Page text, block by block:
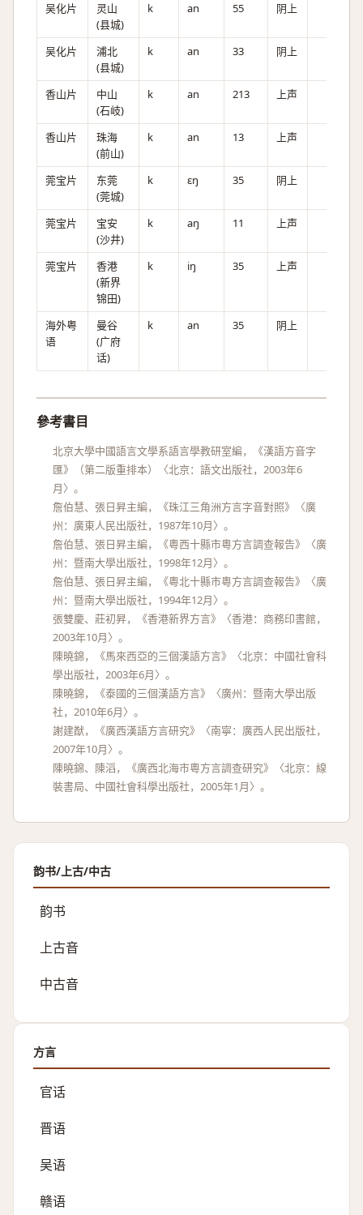
吴化片
灵山
(县城)
k an 55 阴上
吴化片
浦北
(县城)
k an 33 阴上
香山片
中山
(石岐)
k an 213 上声
香山片
珠海
(前山)
k an 13 上声
莞宝片
东莞
(莞城)
k ɛŋ 35 阴上
莞宝片
宝安
(沙井)
k aŋ 11 上声
莞宝片
香港
(新界
锦田)
k iŋ 35 上声
海外粤
语
曼谷
(广府
话)
k an 35 阴上
參考書目
北京大學中國語言文學系語言學教研室編，《漢語方音字
匯》（第二版重排本）〈北京：語文出版社，2003年6
月〉。
詹伯慧、張日昇主編，《珠江三角洲方言字音對照》〈廣
州：廣東人民出版社，1987年10月〉。
詹伯慧、張日昇主編，《粵西十縣市粵方言調查報告》〈廣
州：暨南大學出版社，1998年12月〉。
詹伯慧、張日昇主編，《粵北十縣市粵方言調查報告》〈廣
州：暨南大學出版社，1994年12月〉。
張雙慶、莊初昇，《香港新界方言》〈香港：商務印書館，
2003年10月〉。
陳曉錦，《馬來西亞的三個漢語方言》〈北京：中國社會科
學出版社，2003年6月〉。
陳曉錦，《泰國的三個漢語方言》〈廣州：暨南大學出版
社，2010年6月〉。
謝建猷，《廣西漢語方言研究》〈南寧：廣西人民出版社，
2007年10月〉。
陳曉錦、陳滔，《廣西北海市粵方言調查研究》〈北京：線
裝書局、中國社會科學出版社，2005年1月〉。
韵书/上古/中古
韵书
上古音
中古音
方言
官话
晋语
吴语
赣语